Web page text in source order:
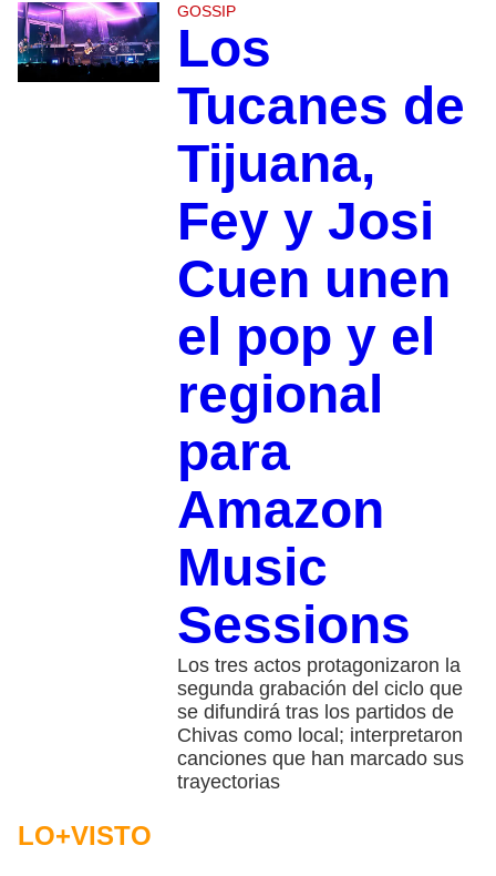
GOSSIP
Los
Tucanes de
Tijuana,
Fey y Josi
Cuen unen
el pop y el
regional
para
Amazon
Music
Sessions
Los tres actos protagonizaron la
segunda grabación del ciclo que
se difundirá tras los partidos de
Chivas como local; interpretaron
canciones que han marcado sus
trayectorias
LO+VISTO